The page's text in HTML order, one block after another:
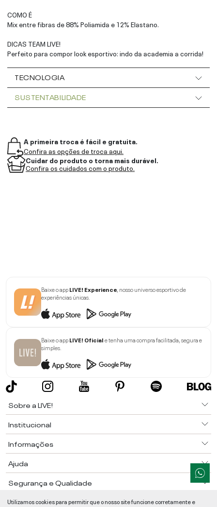
COMO É
Mix entre fibras de 88% Poliamida e 12% Elastano.
DICAS TEAM LIVE!
Perfeito para compor look esportivo: indo da academia a corrida!
TECNOLOGIA
SUSTENTABILIDADE
A primeira troca é fácil e gratuita.
Confira as opções de troca aqui.
Cuidar do produto o torna mais durável.
Confira os cuidados com o produto.
Baixe o appLIVE! Experience, nosso universo esportivo de
experiências únicas.
Baixe o appLIVE! Oficiale tenha uma compra facilitada, segura e
simples.
Sobre a LIVE!
Institucional
Informações
Ajuda
Segurança e Qualidade
DA COSTA, 1600 - BAIRRO VIEIRA - CEP 89257-207-JARAGUÁ DO SUL/SC
Utilizamos cookies para permitir que o nosso site funcione corretamente e